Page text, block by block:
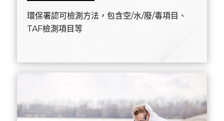
環保署認可檢測方法，包含空/水/廢/毒項目、
TAF檢測項目等